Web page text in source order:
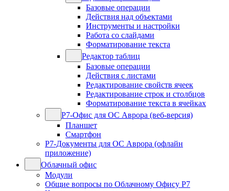
Базовые операции
Действия над объектами
Инструменты и настройки
Работа со слайдами
Форматирование текста
Редактор таблиц
Базовые операции
Действия с листами
Редактирование свойств ячеек
Редактирование строк и столбцов
Форматирование текста в ячейках
Р7-Офис для ОС Аврора (веб-версия)
Планшет
Смартфон
Р7-Документы для ОС Аврора (офлайн
приложение)
Облачный офис
Модули
Общие вопросы по Облачному Офису Р7